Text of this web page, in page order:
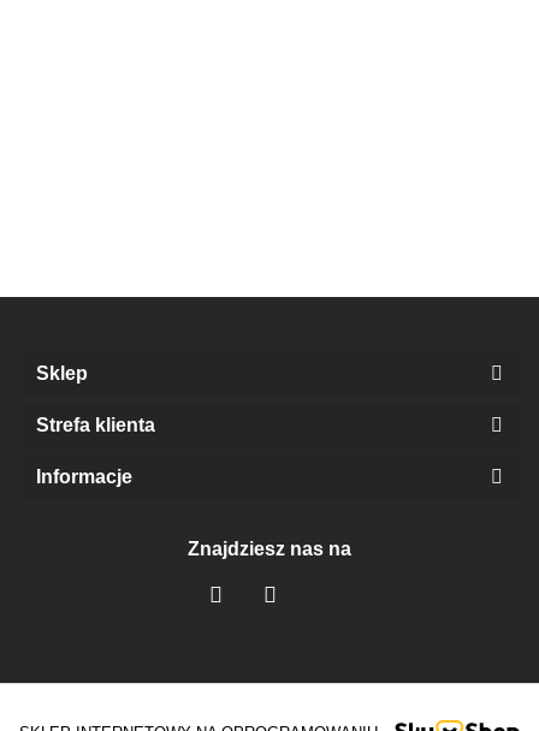
Sklep
Strefa klienta
Informacje
Znajdziesz nas na